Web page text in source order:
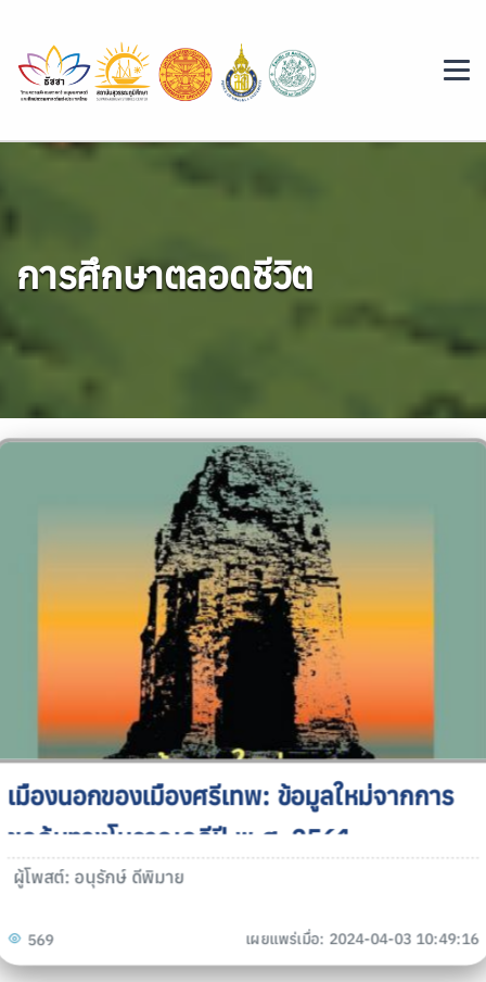
การศึกษาตลอดชีวิต
เมืองนอกของเมืองศรีเทพ: ข้อมูลใหม่จากการ
ขุดค้นทางโบราณคดีปี พ.ศ. 2561
ผู้โพสต์: อนุรักษ์ ดีพิมาย
569 เผยแพร่เมื่อ: 2024-04-03 10:49:16